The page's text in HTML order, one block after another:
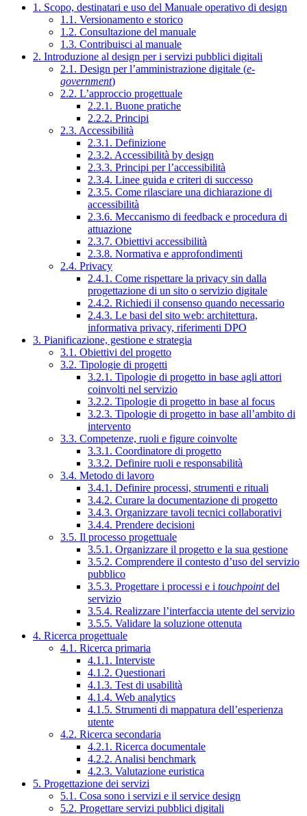
1. Scopo, destinatari e uso del Manuale operativo di design
1.1. Versionamento e storico
1.2. Consultazione del manuale
1.3. Contribuisci al manuale
2. Introduzione al design per i servizi pubblici digitali
2.1. Design per l’amministrazione digitale (e-
government)
2.2. L’approccio progettuale
2.2.1. Buone pratiche
2.2.2. Principi
2.3. Accessibilità
2.3.1. Definizione
2.3.2. Accessibilità by design
2.3.3. Principi per l’accessibilità
2.3.4. Linee guida e criteri di successo
2.3.5. Come rilasciare una dichiarazione di
accessibilità
2.3.6. Meccanismo di feedback e procedura di
attuazione
2.3.7. Obiettivi accessibilità
2.3.8. Normativa e approfondimenti
2.4. Privacy
2.4.1. Come rispettare la privacy sin dalla
progettazione di un sito o servizio digitale
2.4.2. Richiedi il consenso quando necessario
2.4.3. Le basi del sito web: architettura,
informativa privacy, riferimenti DPO
3. Pianificazione, gestione e strategia
3.1. Obiettivi del progetto
3.2. Tipologie di progetti
3.2.1. Tipologie di progetto in base agli attori
coinvolti nel servizio
3.2.2. Tipologie di progetto in base al focus
3.2.3. Tipologie di progetto in base all’ambito di
intervento
3.3. Competenze, ruoli e figure coinvolte
3.3.1. Coordinatore di progetto
3.3.2. Definire ruoli e responsabilità
3.4. Metodo di lavoro
3.4.1. Definire processi, strumenti e rituali
3.4.2. Curare la documentazione di progetto
3.4.3. Organizzare tavoli tecnici collaborativi
3.4.4. Prendere decisioni
3.5. Il processo progettuale
3.5.1. Organizzare il progetto e la sua gestione
3.5.2. Comprendere il contesto d’uso del servizio
pubblico
3.5.3. Progettare i processi e i touchpointdel
servizio
3.5.4. Realizzare l’interfaccia utente del servizio
3.5.5. Validare la soluzione ottenuta
4. Ricerca progettuale
4.1. Ricerca primaria
4.1.1. Interviste
4.1.2. Questionari
4.1.3. Test di usabilità
4.1.4. Web analytics
4.1.5. Strumenti di mappatura dell’esperienza
utente
4.2. Ricerca secondaria
4.2.1. Ricerca documentale
4.2.2. Analisi benchmark
4.2.3. Valutazione euristica
5. Progettazione dei servizi
5.1. Cosa sono i servizi e il service design
5.2. Progettare servizi pubblici digitali